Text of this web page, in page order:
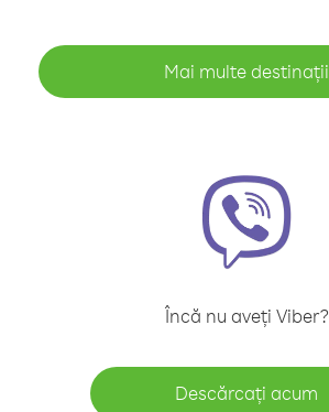
Mai multe destinații
Încă nu aveți Viber?
Descărcați acum